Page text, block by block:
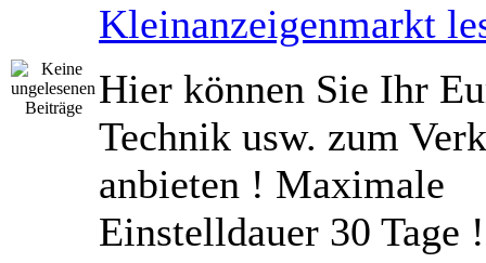
Kleinanzeigenmarkt
Hier können Sie Ihr
Technik usw. zum
anbieten ! Maximale
Einstelldauer 30 Tage !